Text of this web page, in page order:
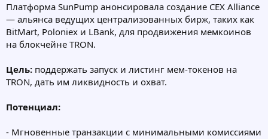
Платформа SunPump анонсировала создание CEX Alliance
— альянса ведущих централизованных бирж, таких как
BitMart, Poloniex и LBank, для продвижения мемкоинов
на блокчейне TRON.
Цель: поддержать запуск и листинг мем-токенов на
TRON, дать им ликвидность и охват.
Потенциал:
- Мгновенные транзакции с минимальными комиссиями